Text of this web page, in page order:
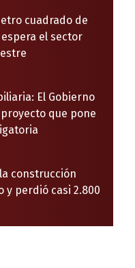
cuadrado de
espera el sector
El Gobierno
que pone
construcción
y perdió casi 2.800